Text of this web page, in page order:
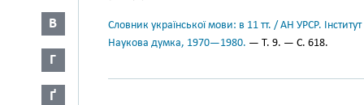
В
Г
Ґ
Словник української мови: в 11 тт. / АН УРСР.
Наукова думка, 1970—1980. — Т. 9. — С. 618.